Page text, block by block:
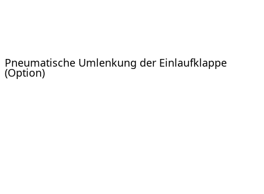
Pneumatische Umlenkung der Einlaufklappe
(Option)